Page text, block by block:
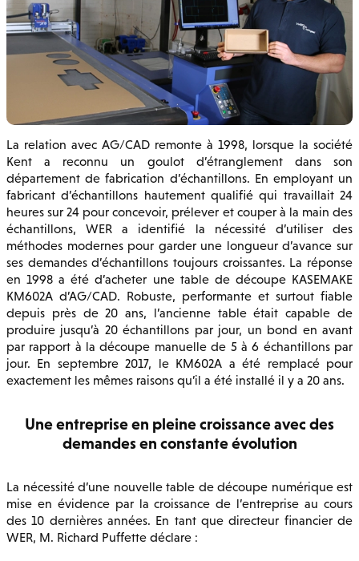
La relation avec AG/CAD remonte à 1998, lorsque la société
Kent a reconnu un goulot d’étranglement dans son
département de fabrication d’échantillons. En employant un
fabricant d’échantillons hautement qualifié qui travaillait 24
heures sur 24 pour concevoir, prélever et couper à la main des
échantillons, WER a identifié la nécessité d’utiliser des
méthodes modernes pour garder une longueur d’avance sur
ses demandes d’échantillons toujours croissantes. La réponse
en 1998 a été d’acheter une table de découpe KASEMAKE
KM602A d’AG/CAD. Robuste, performante et surtout fiable
depuis près de 20 ans, l’ancienne table était capable de
produire jusqu’à 20 échantillons par jour, un bond en avant
par rapport à la découpe manuelle de 5 à 6 échantillons par
jour. En septembre 2017, le KM602A a été remplacé pour
exactement les mêmes raisons qu’il a été installé il y a 20 ans.
Une entreprise en pleine croissance avec des
demandes en constante évolution
La nécessité d’une nouvelle table de découpe numérique est
mise en évidence par la croissance de l’entreprise au cours
des 10 dernières années. En tant que directeur financier de
WER, M. Richard Puffette déclare :